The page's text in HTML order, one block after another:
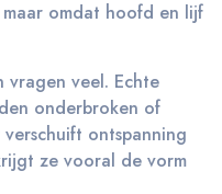
omdat hoofd en lijf
veel. Echte
onderbroken of
ontspanning
ze vooral de vorm